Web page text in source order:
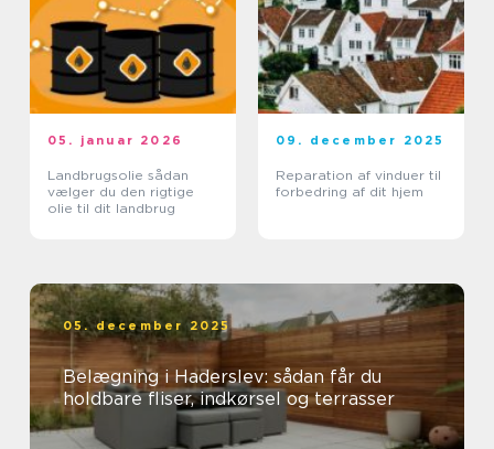
05. januar 2026
Landbrugsolie sådan
vælger du den rigtige
olie til dit landbrug
09. december 2025
Reparation af vinduer til
forbedring af dit hjem
05. december 2025
Belægning i Haderslev: sådan får du
holdbare fliser, indkørsel og terrasser